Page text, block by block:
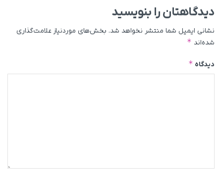
دیدگاهتان را بنویسید
نشانی ایمیل شما منتشر نخواهد شد. بخش‌های موردنیاز علامت‌گذاری
شده‌اند *
دیدگاه *